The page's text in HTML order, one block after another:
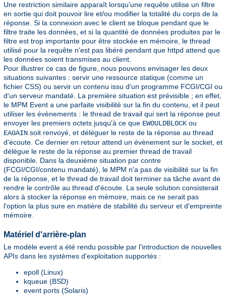
Une restriction similaire apparaît lorsqu'une requête utilise un filtre
en sortie qui doit pouvoir lire et/ou modifier la totalité du corps de la
réponse. Si la connexion avec le client se bloque pendant que le
filtre traite les données, et si la quantité de données produites par le
filtre est trop importante pour être stockée en mémoire, le thread
utilisé pour la requête n'est pas libéré pendant que httpd attend que
les données soient transmises au client.
Pour illustrer ce cas de figure, nous pouvons envisager les deux
situations suivantes : servir une ressource statique (comme un
fichier CSS) ou servir un contenu issu d'un programme FCGI/CGI ou
d'un serveur mandaté. La première situation est prévisible ; en effet,
le MPM Event a une parfaite visibilité sur la fin du contenu, et il peut
utiliser les évènements : le thread de travail qui sert la réponse peut
envoyer les premiers octets jusqu'à ce que EWOULDBLOCK ou
EAGAIN soit renvoyé, et déléguer le reste de la réponse au thread
d'écoute. Ce dernier en retour attend un évènement sur le socket, et
délègue le reste de la réponse au premier thread de travail
disponible. Dans la deuxième situation par contre
(FCGI/CGI/contenu mandaté), le MPM n'a pas de visibilité sur la fin
de la réponse, et le thread de travail doit terminer sa tâche avant de
rendre le contrôle au thread d'écoute. La seule solution consisterait
alors à stocker la réponse en mémoire, mais ce ne serait pas
l'option la plus sure en matière de stabilité du serveur et d'empreinte
mémoire.
Matériel d'arrière-plan
Le modèle event a été rendu possible par l'introduction de nouvelles
APIs dans les systèmes d'exploitation supportés :
epoll (Linux)
kqueue (BSD)
event ports (Solaris)